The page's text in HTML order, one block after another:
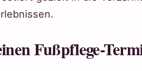
Fußpflege-